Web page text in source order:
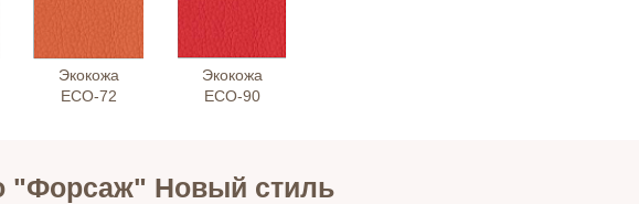
Экокожа
ЕСО-72
Экокожа
ЕСО-90
"Форсаж" Новый стиль